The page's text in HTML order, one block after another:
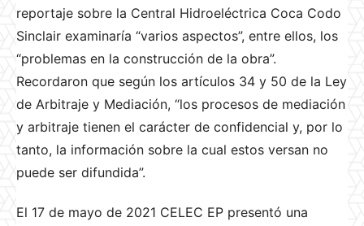
reportaje sobre la Central Hidroeléctrica Coca Codo
Sinclair examinaría “varios aspectos”, entre ellos, los
“problemas en la construcción de la obra”.
Recordaron que según los artículos 34 y 50 de la Ley
de Arbitraje y Mediación, “los procesos de mediación
y arbitraje tienen el carácter de confidencial y, por lo
tanto, la información sobre la cual estos versan no
puede ser difundida”.
El 17 de mayo de 2021 CELEC EP presentó una